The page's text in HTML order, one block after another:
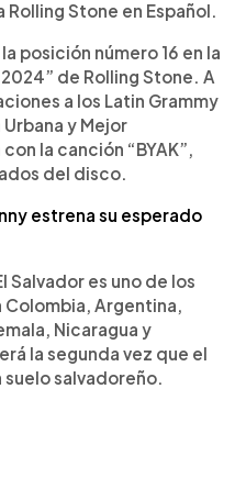
Stone en Español.
posición número 16 en la
de Rolling Stone. A
a los Latin Grammy
y Mejor
la canción “BYAK”,
del disco.
estrena su esperado
Salvador es uno de los
Argentina,
Nicaragua y
la segunda vez que el
salvadoreño.